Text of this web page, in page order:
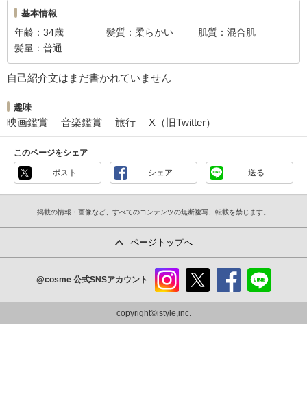
基本情報
年齢 34歳 髪質 柔らかい 肌質
混合肌
髪量
普通
自己紹介文はまだ書かれていません
趣味
映画鑑賞 音楽鑑賞 旅行 X（旧Twitter）
このページをシェア
ポスト シェア 送る
掲載の情報・画像など、すべてのコンテンツの無断複写、転載を禁じます。
ページトップへ
@cosme 公式SNSアカウント
ram
copyright©istyle,inc.